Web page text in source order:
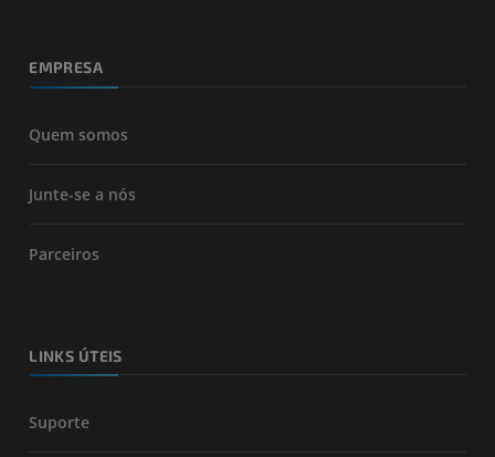
EMPRESA
Quem somos
Junte-se a nós
Parceiros
LINKS ÚTEIS
Suporte